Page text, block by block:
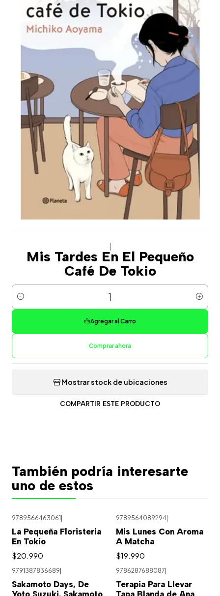
Mis Tardes En El Pequeño
Café De Tokio
Cantidad
Agregar al Carro
Comprar ahora
Mostrar stock de ubicaciones
COMPARTIR ESTE PRODUCTO
También podría interesarte
uno de estos
9789566463061|
La Pequeña Floristeria
En Tokio
$20.990
9789564089294|
Mis Lunes Con Aroma
A Matcha
$19.990
9791387836689
Sakamoto Days, De
9786287688087
Terapia Para Llevar